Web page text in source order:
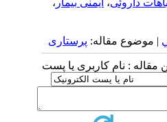
داروئی،ایمنی بیمار،
موضوع مقاله:پرستاری
مقاله : نام کاربری یا پست